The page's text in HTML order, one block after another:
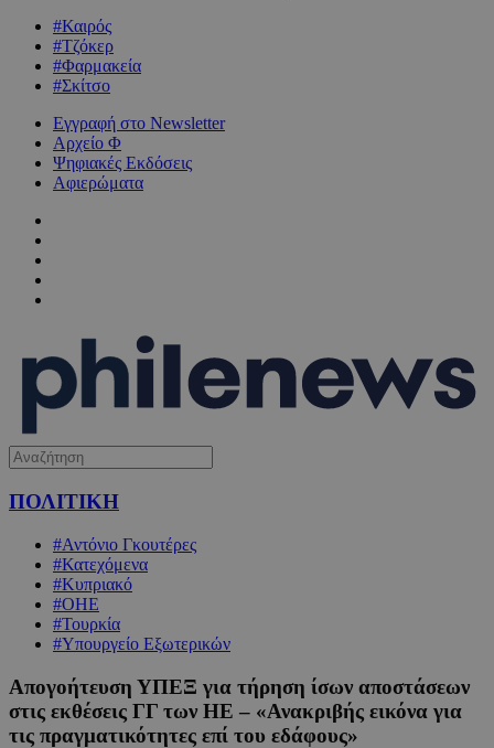
#Καιρός
#Τζόκερ
#Φαρμακεία
#Σκίτσο
Εγγραφή στο Newsletter
Αρχείο Φ
Ψηφιακές Εκδόσεις
Αφιερώματα
ΠΟΛΙΤΙΚΗ
#Αντόνιο Γκουτέρες
#Κατεχόμενα
#Κυπριακό
#ΟΗΕ
#Τουρκία
#Υπουργείο Εξωτερικών
Απογοήτευση ΥΠΕΞ για τήρηση ίσων αποστάσεων
στις εκθέσεις ΓΓ των ΗΕ – «Ανακριβής εικόνα για
τις πραγματικότητες επί του εδάφους»